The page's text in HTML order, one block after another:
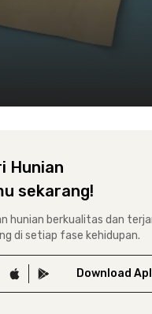
Hunian
sekarang!
hunian berkualitas dan
di setiap fase kehidupan.
Download